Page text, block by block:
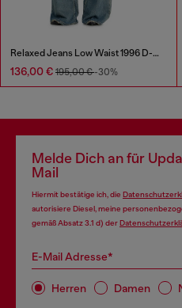
Relaxed Jeans Low Waist 1996 D-Sire
136,00 € 195,00 €-30%
Melde Dich an für
Mail
Hiermit bestätige ich, die
autorisiere Diesel, meine
gemäß Absatz 3.1 d) der
E-Mail Adresse*
Herren Damen